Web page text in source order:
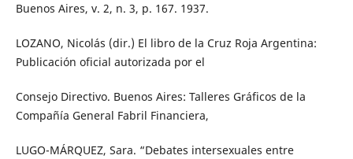
Buenos Aires, v. 2, n. 3, p. 167. 1937.
LOZANO, Nicolás (dir.) El libro de la Cruz Roja Argentina:
Publicación oficial autorizada por el
Consejo Directivo. Buenos Aires: Talleres Gráficos de la
Compañía General Fabril Financiera,
LUGO-MÁRQUEZ, Sara. “Debates intersexuales entre